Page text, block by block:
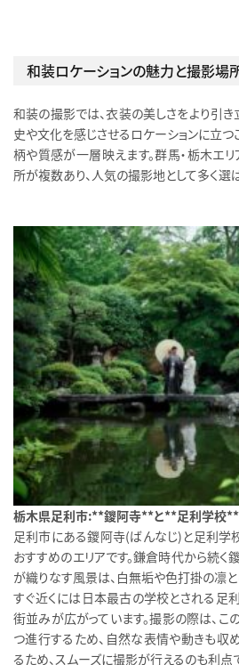
和装ロケーションの魅力と撮影場
和装の撮影では、衣装の美しさをより引
史や文化を感じさせるロケーションに立
柄や質感が一層映えます。群馬・栃木エ
所が複数あり、人気の撮影地として多く選
栃木県足利市：**鑁阿寺**と**足利学校
足利市にある鑁阿寺（ばんなじ）と足利
おすすめのエリアです。鎌倉時代から続
が織りなす風景は、白無垢や色打掛の凛と
すぐ近くには日本最古の学校とされる足
街並みが広がっています。撮影の際は、
つ進行するため、自然な表情や動きも収
るため、スムーズに撮影が行えるのも利点